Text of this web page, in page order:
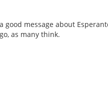
message about
as many think.